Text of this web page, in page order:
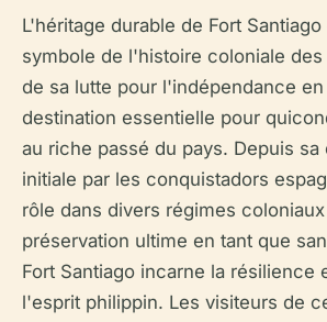
L'héritage durable de Fort
symbole de l'histoire coloniale
de sa lutte pour l'indépendance
destination essentielle pour
au riche passé du pays. Depuis
initiale par les conquistadors
rôle dans divers régimes
préservation ultime en tant que
Fort Santiago incarne la résilience
l'esprit philippin. Les visiteurs de